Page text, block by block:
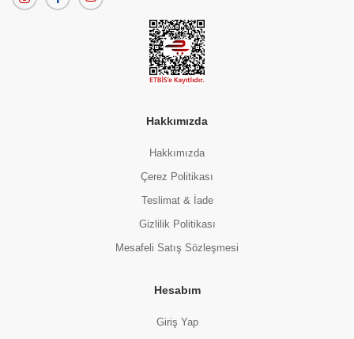
Hakkımızda
Hakkımızda
Çerez Politikası
Teslimat & İade
Gizlilik Politikası
Mesafeli Satış Sözleşmesi
Hesabım
Giriş Yap